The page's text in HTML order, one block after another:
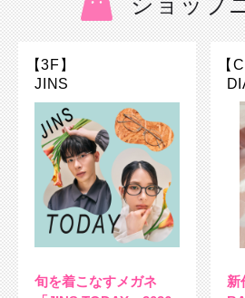
ショップ
【3F】
JINS
旬を着こなすメガネ
【
新